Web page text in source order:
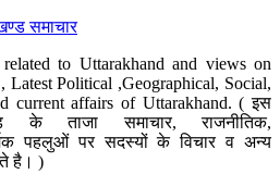
समाचार
to Uttarakhand and views on
Latest Political ,Geographical, Social,
current affairs of Uttarakhand. ( इस
के ताजा समाचार, राजनीतिक,
पहलुओं पर सदस्यों के विचार व अन्य
है। )